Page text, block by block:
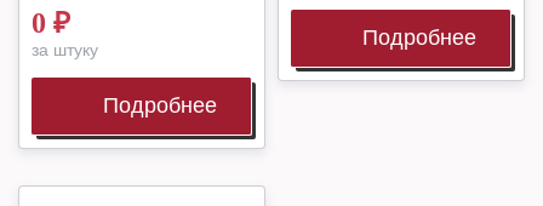
0 ₽
за штуку
Подробнее
Подробнее